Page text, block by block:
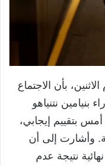
بأن الاجتماع
بنيامين نتنياهو
بتقييم إيجابي،
الـ13 الإسرائيلية. وأشارت إلى أن
نتيجة عدم